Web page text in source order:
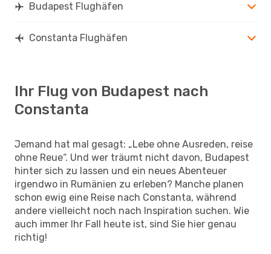
Budapest Flughäfen
Constanta Flughäfen
Ihr Flug von Budapest nach
Constanta
Jemand hat mal gesagt: „Lebe ohne Ausreden, reise
ohne Reue“. Und wer träumt nicht davon, Budapest
hinter sich zu lassen und ein neues Abenteuer
irgendwo in Rumänien zu erleben? Manche planen
schon ewig eine Reise nach Constanta, während
andere vielleicht noch nach Inspiration suchen. Wie
auch immer Ihr Fall heute ist, sind Sie hier genau
richtig!